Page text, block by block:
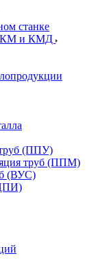
станке
КМ и КМД
труб (ППУ)
труб (ППМ)
(ВУС)